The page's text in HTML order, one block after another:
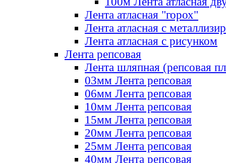
Лента атласная "горох"
Лента атласная с
Лента атласная с рисунком
Лента репсовая
Лента шляпная (репсовая
03мм Лента репсовая
06мм Лента репсовая
10мм Лента репсовая
15мм Лента репсовая
20мм Лента репсовая
25мм Лента репсовая
40мм Лента репсовая